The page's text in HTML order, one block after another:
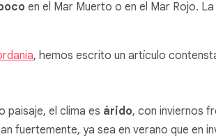
en el Mar Muerto o en el Mar Rojo.
, hemos escrito un artículo
paisaje, el clima es árido, con inviernos
fuertemente, ya sea en verano que en